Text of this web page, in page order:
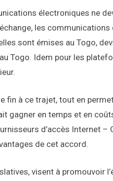
électroniques ne
les
sont émises au Togo,
Togo. Idem pour les
fin à ce trajet, tout en
gagner en temps et en
d’accès Internet –
de cet accord.
visent à promouvoir